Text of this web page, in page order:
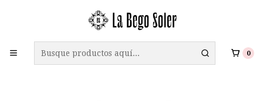
0
ENVÍO GRATIS A TODO CHILE EN COMPRAS SOBRE $69.990